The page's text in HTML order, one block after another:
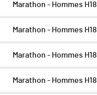
Marathon - Hommes H18
Marathon - Hommes H18
Marathon - Hommes H18
Marathon - Hommes H18